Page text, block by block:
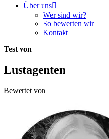
Über uns
Wer sind wir?
So bewerten wir
Kontakt
Test von
Lustagenten
Bewertet von